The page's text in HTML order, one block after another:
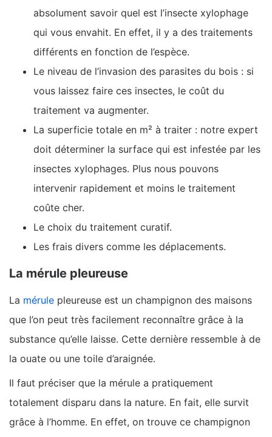
absolument savoir quel est l’insecte xylophage
qui vous envahit. En effet, il y a des traitements
différents en fonction de l’espèce.
Le niveau de l’invasion des parasites du bois : si
vous laissez faire ces insectes, le coût du
traitement va augmenter.
La superficie totale en m² à traiter : notre expert
doit déterminer la surface qui est infestée par les
insectes xylophages. Plus nous pouvons
intervenir rapidement et moins le traitement
coûte cher.
Le choix du traitement curatif.
Les frais divers comme les déplacements.
La mérule pleureuse
La mérule pleureuse est un champignon des maisons
que l’on peut très facilement reconnaître grâce à la
substance qu’elle laisse. Cette dernière ressemble à de
la ouate ou une toile d’araignée.
Il faut préciser que la mérule a pratiquement
totalement disparu dans la nature. En fait, elle survit
grâce à l’homme. En effet, on trouve ce champignon